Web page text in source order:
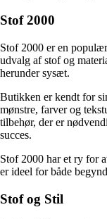
Stof 2000
Stof 2000 er en
udvalg af stof og
herunder sysæt.
Butikken er kendt for
mønstre, farver og
tilbehør, der er
succes.
Stof 2000 har et ry for
er ideel for både
Stof og Stil